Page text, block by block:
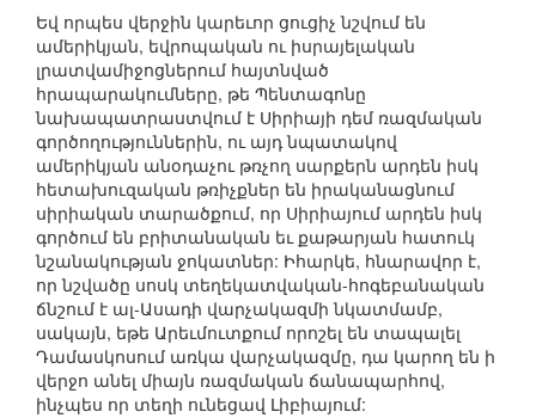
Եվ որպես վերջին կարեւոր ցուցիչ նշվում են
ամերիկյան, եվրոպական ու իսրայելական
լրատվամիջոցներում հայտնված
հրապարակումները, թե Պենտագոնը
նախապատրաստվում է Սիրիայի դեմ ռազմական
գործողություններին, ու այդ նպատակով
ամերիկյան անօդաչու թռչող սարքերն արդեն իսկ
հետախուզական թռիչքներ են իրականացնում
սիրիական տարածքում, որ Սիրիայում արդեն իսկ
գործում են բրիտանական եւ քաթարյան հատուկ
նշանակության ջոկատներ: Իհարկե, հնարավոր է,
որ նշվածը սոսկ տեղեկատվական-հոգեբանական
ճնշում է ալ-Ասադի վարչակազմի նկատմամբ,
սակայն, եթե Արեւմուտքում որոշել են տապալել
Դամասկոսում առկա վարչակազմը, դա կարող են ի
վերջո անել միայն ռազմական ճանապարհով,
ինչպես որ տեղի ունեցավ Լիբիայում: